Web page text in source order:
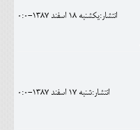
انتشار:يکشنبه 18 اسفند 1387-0:0
انتشار:شنبه 17 اسفند 1387-0:0